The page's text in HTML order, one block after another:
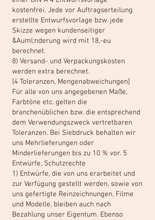
kostenfrei. Jede vor Auftragserteilung
erstellte Entwurfsvorlage bzw. jede
Skizze wegen kundenseitiger
&Auml;nderung wird mit 18,-eu
berechnet.
8) Versand- und Verpackungskosten
werden extra berechnet.
[4 Toleranzen, Mengenabweichungen]
Für alle von uns angegebenen Maße,
Farbtöne etc. gelten die
branchenüblichen bzw. die entsprechend
dem Verwendungszweck vertretbaren
Toleranzen. Bei Siebdruck behalten wir
uns Mehrlieferungen oder
Minderlieferungen bis zu 10 % vor. 5
Entwürfe, Schutzrechte
1) Entwürfe, die von uns erarbeitet und
zur Verfügung gestellt werden, sowie von
uns gefertigte Reinzeichnungen, Filme
und Modelle, bleiben auch nach
Bezahlung unser Eigentum. Ebenso